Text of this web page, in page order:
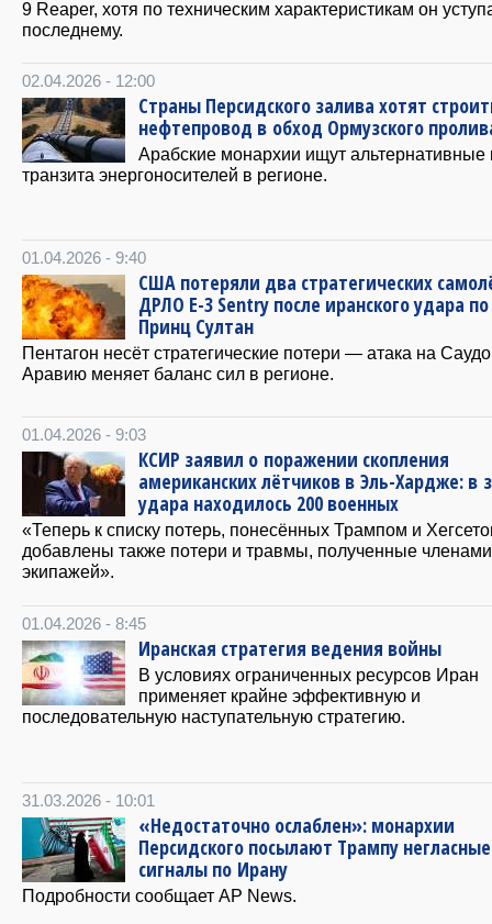
9 Reaper, хотя по техническим характеристикам он
последнему.
02.04.2026 - 12:00
Страны Персидского залива хотят
нефтепровод в обход Ормузского
Арабские монархии ищут альтернативные
транзита энергоносителей в регионе.
01.04.2026 - 9:40
США потеряли два стратегических
ДРЛО E-3 Sentry после иранского удара
Принц Султан
Пентагон несёт стратегические потери — атака на
Аравию меняет баланс сил в регионе.
01.04.2026 - 9:03
КСИР заявил о поражении скопления
американских лётчиков в Эль-Хардже: в
удара находилось 200 военных
«Теперь к списку потерь, понесённых Трампом и
добавлены также потери и травмы, полученные членами
экипажей».
01.04.2026 - 8:45
Иранская стратегия ведения войны
В условиях ограниченных ресурсов Иран
применяет крайне эффективную и
последовательную наступательную стратегию.
31.03.2026 - 10:01
«Недостаточно ослаблен»: монархии
Персидского посылают Трампу негласные
сигналы по Ирану
Подробности сообщает AP News.